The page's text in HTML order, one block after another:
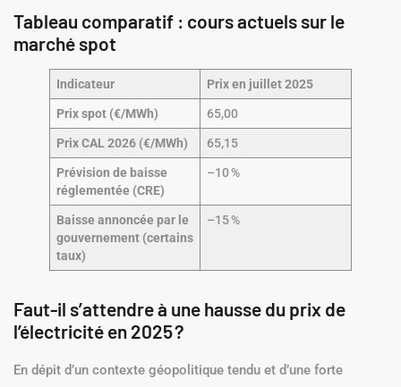
Tableau comparatif : cours actuels sur le
marché spot
Indicateur Prix en juillet 2025
Prix spot (€/MWh) 65,00
Prix CAL 2026 (€/MWh) 65,15
Prévision de baisse
réglementée (CRE)
–10 %
Baisse annoncée par le
gouvernement (certains
taux)
–15 %
Faut-il s’attendre à une hausse du prix de
l’électricité en 2025 ?
En dépit d’un contexte géopolitique tendu et d’une forte